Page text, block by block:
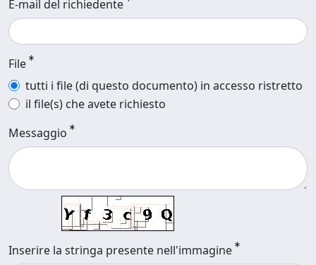
E-mail del richiedente
File
tutti i file (di questo documento) in accesso ristretto
il file(s) che avete richiesto
Messaggio
Inserire la stringa presente nell'immagine